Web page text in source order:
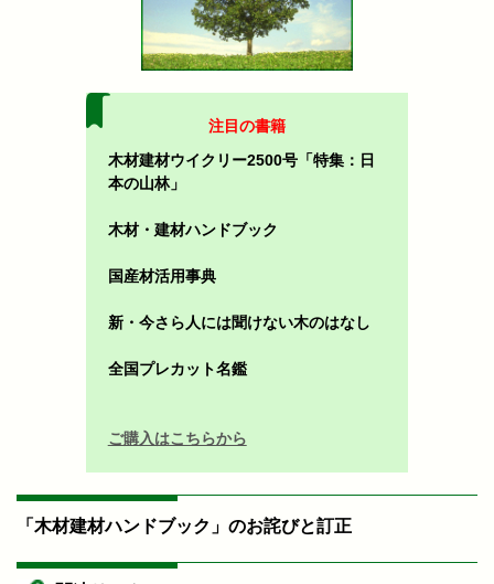
注目の書籍
木材建材ウイクリー2500号「特集：日
本の山林」
木材・建材ハンドブック
国産材活用事典
新・今さら人には聞けない木のはなし
全国プレカット名鑑
ご購入はこちらから
「木材建材ハンドブック」のお詫びと訂正